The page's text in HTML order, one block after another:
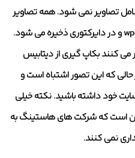
تصاویر نمی شود. همه تصاویر
در پوشه آپلودها و در فایل wp-content و در دایرکتوری ذخیره می شود.
می کنند بکاپ گیری از دیتابیس
حالی که این تصور اشتباه است و
خود داشته باشید. نکته خیلی
است که شرکت های هاستینگ به
نمی کنند.